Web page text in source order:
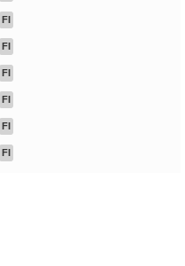
FI
FI
FI
FI
FI
FI